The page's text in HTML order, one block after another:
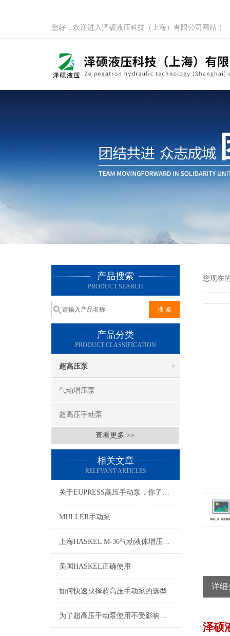
您好，欢迎进入泽硕液压科技（上海）有限公司网站！
产品搜索
PRODUCT SEARCH
产品分类
PRODUCT CLASSIFICATION
超高压泵
气动增压泵
超高压手动泵
查看更多 >>
相关文章
RELEVANT ARTICLES
关于EUPRESS高压手动泵，你了解多少？
MULLER手动泵
上海HASKEL M-36气动液体增压泵现货供应
美国HASKEL正确使用
如何快速抉择超高压手动泵的选型
为了超高压手动泵使用不受影响，小编总结了八大保养方法！
您现在
详细
泽硕